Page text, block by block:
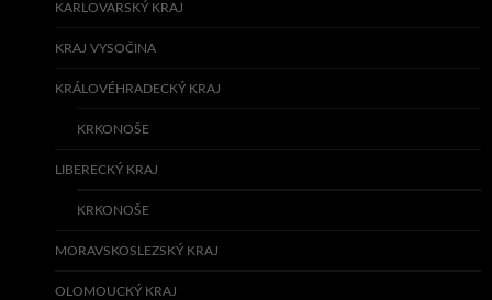
KARLOVARSKÝ KRAJ
KRAJ VYSOČINA
KRÁLOVÉHRADECKÝ KRAJ
KRKONOŠE
LIBERECKÝ KRAJ
KRKONOŠE
MORAVSKOSLEZSKÝ KRAJ
OLOMOUCKÝ KRAJ